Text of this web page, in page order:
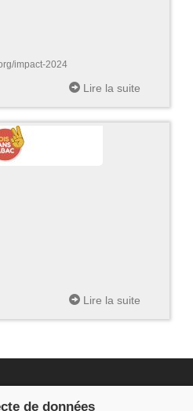
impact-2024
Lire la suite
Lire la suite
de données